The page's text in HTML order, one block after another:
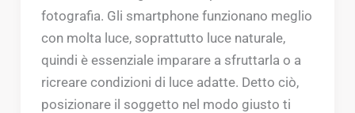
fotografia. Gli smartphone funzionano meglio
con molta luce, soprattutto luce naturale,
quindi è essenziale imparare a sfruttarla o a
ricreare condizioni di luce adatte. Detto ciò,
posizionare il soggetto nel modo giusto ti